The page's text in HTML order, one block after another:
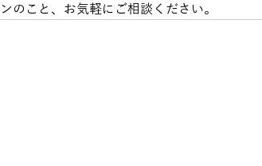
のこと、お気軽にご相談ください。